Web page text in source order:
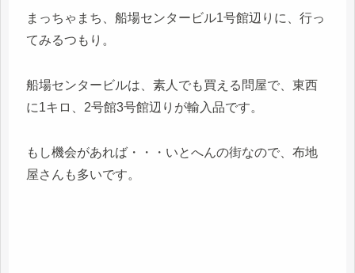
まっちゃまち、船場センタービル1号館辺りに、行っ
てみるつもり。
船場センタービルは、素人でも買える問屋で、東西
に1キロ、2号館3号館辺りが輸入品です。
もし機会があれば・・・いとへんの街なので、布地
屋さんも多いです。